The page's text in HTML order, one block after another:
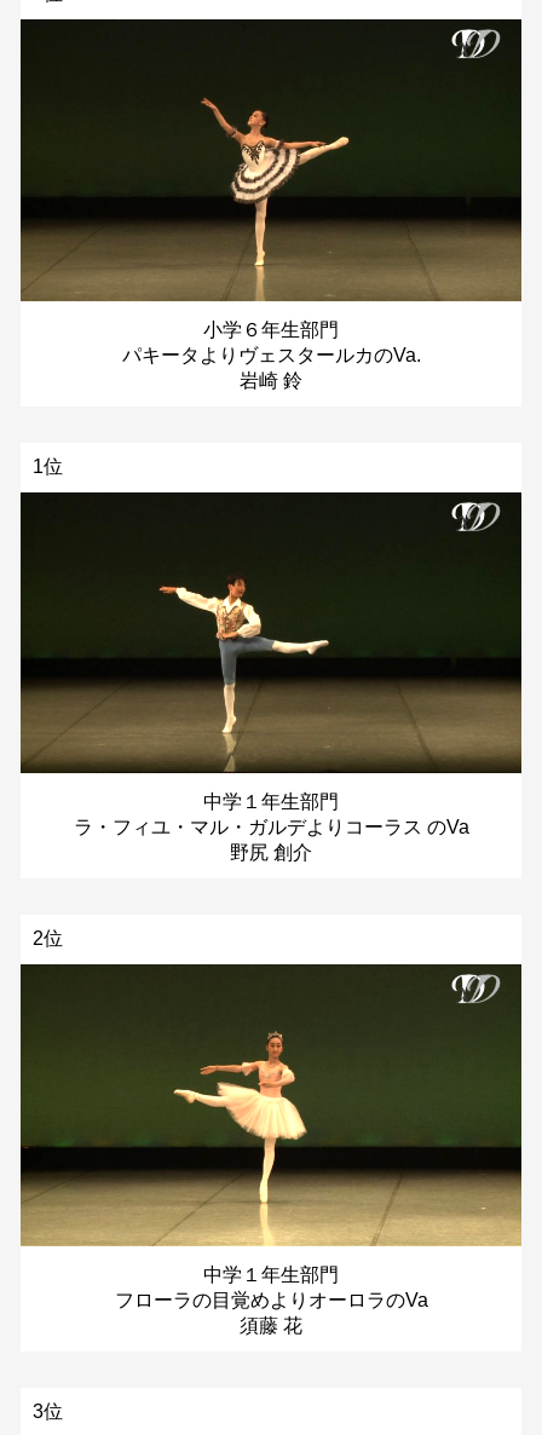
小学６年生部門
パキータよりヴェスタールカのVa.
岩崎 鈴
1位
中学１年生部門
ラ・フィユ・マル・ガルデよりコーラス のVa
野尻 創介
2位
中学１年生部門
フローラの目覚めよりオーロラのVa
須藤 花
3位